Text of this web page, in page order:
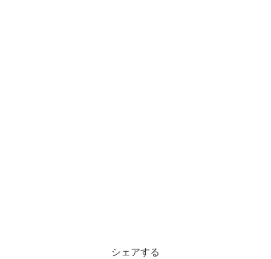
シェアする